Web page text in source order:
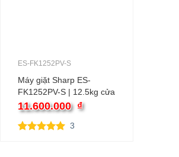
ES-FK1252PV-S
Máy giặt Sharp ES-
FK1252PV-S | 12.5kg cửa
ngang inverter
11.600.000 ₫
3